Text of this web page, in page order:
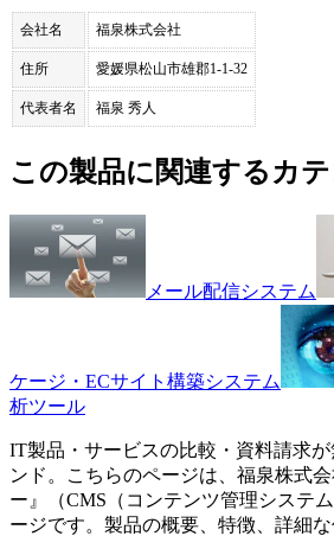
会社名 福泉株式会社
住所 愛媛県松山市雄郡1-1-32
代表者名 福泉 秀人
この製品に関連するカ
メール配信システム
ケージ・ECサイト構築システム
析ツール
IT製品・サービスの比較・資料請求
ンド。こちらのページは、 福泉株式会
ー 』（CMS（コンテンツ管理システム
ージです。製品の概要、特徴、詳細